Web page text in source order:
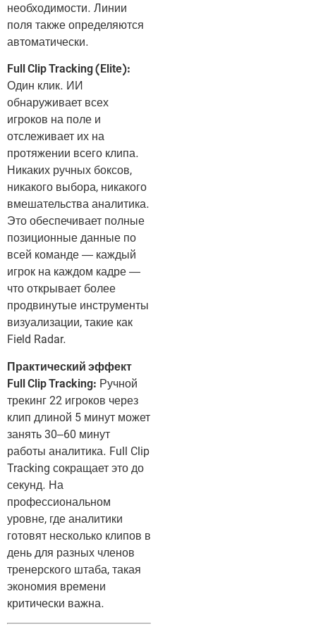
необходимости. Линии
поля также определяются
автоматически.
Full Clip Tracking (Elite):
Один клик. ИИ
обнаруживает всех
игроков на поле и
отслеживает их на
протяжении всего клипа.
Никаких ручных боксов,
никакого выбора, никакого
вмешательства аналитика.
Это обеспечивает полные
позиционные данные по
всей команде — каждый
игрок на каждом кадре —
что открывает более
продвинутые инструменты
визуализации, такие как
Field Radar.
Практический эффект
Full Clip Tracking: Ручной
трекинг 22 игроков через
клип длиной 5 минут может
занять 30–60 минут
работы аналитика. Full Clip
Tracking сокращает это до
секунд. На
профессиональном
уровне, где аналитики
готовят несколько клипов в
день для разных членов
тренерского штаба, такая
экономия времени
критически важна.